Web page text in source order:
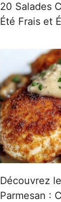
20 Salades
Été Frais et
Découvrez
Parmesan :